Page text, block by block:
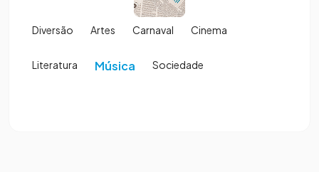
Diversão Artes Carnaval Cinema
Literatura Música Sociedade